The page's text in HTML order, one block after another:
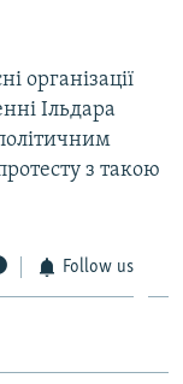
організації
Ільдара
з такою
Follow us